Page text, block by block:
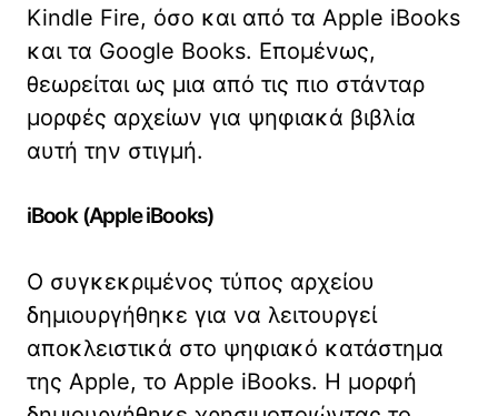
Kindle Fire, όσο και από τα Apple iBooks
και τα Google Books. Επομένως,
θεωρείται ως μια από τις πιο στάνταρ
μορφές αρχείων για ψηφιακά βιβλία
αυτή την στιγμή.
iBook (Apple iBooks)
Ο συγκεκριμένος τύπος αρχείου
δημιουργήθηκε για να λειτουργεί
αποκλειστικά στο ψηφιακό κατάστημα
της Apple, το Apple iBooks. Η μορφή